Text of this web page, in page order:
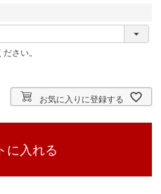
さい。
お気に入りに登録する
に入れる